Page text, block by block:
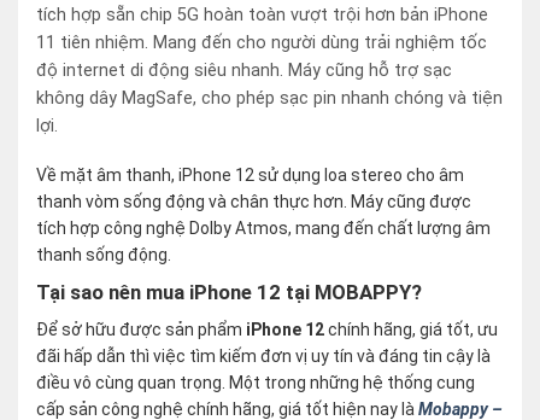
tích hợp sẵn chip 5G hoàn toàn vượt trội hơn bản iPhone
11 tiên nhiệm. Mang đến cho người dùng trải nghiệm tốc
độ internet di động siêu nhanh. Máy cũng hỗ trợ sạc
không dây MagSafe, cho phép sạc pin nhanh chóng và tiện
lợi.
Về mặt âm thanh, iPhone 12 sử dụng loa stereo cho âm
thanh vòm sống động và chân thực hơn. Máy cũng được
tích hợp công nghệ Dolby Atmos, mang đến chất lượng âm
thanh sống động.
Tại sao nên mua iPhone 12 tại MOBAPPY?
Để sở hữu được sản phẩm iPhone 12chính hãng, giá tốt, ưu
đãi hấp dẫn thì việc tìm kiếm đơn vị uy tín và đáng tin cậy là
điều vô cùng quan trọng. Một trong những hệ thống cung
cấp sản công nghệ chính hãng, giá tốt hiện nay là Mobappy –